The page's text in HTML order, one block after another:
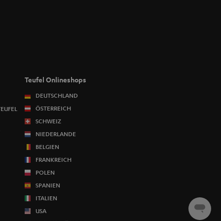
Teufel Onlineshops
DEUTSCHLAND
ÖSTERREICH
SCHWEIZ
NIEDERLANDE
BELGIEN
FRANKREICH
POLEN
SPANIEN
ITALIEN
USA
Chat
starten